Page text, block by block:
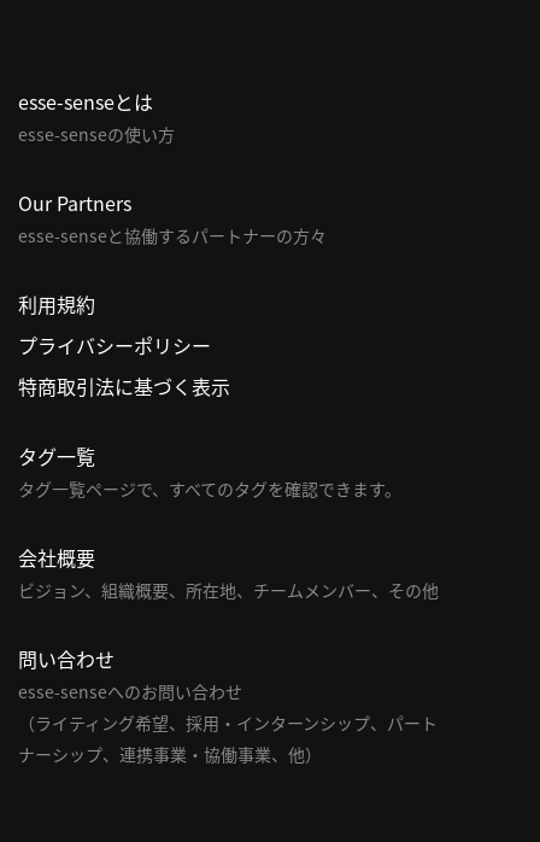
esse-senseとは
esse-senseの使い方
Our Partners
esse-senseと協働するパートナーの方々
利用規約
プライバシーポリシー
特商取引法に基づく表示
タグ一覧
タグ一覧ページで、すべてのタグを確認できます。
会社概要
ビジョン、組織概要、所在地、チームメンバー、その他
問い合わせ
esse-senseへのお問い合わせ
（ライティング希望、採用・インターンシップ、パート
ナーシップ、連携事業・協働事業、他）